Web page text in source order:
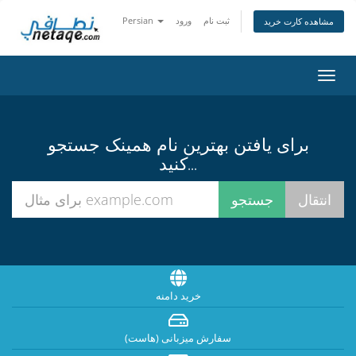
Persian ورود ثبت نام مشاهده کارت خرید
تغییر
برای یافتن بهترین نام همینک جستجو
کنید...
خرید دامنه
سفارش میزبانی (هاست)